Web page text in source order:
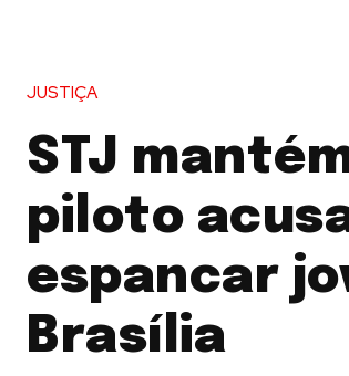
JUSTIÇA
STJ
piloto
espancar
Brasília